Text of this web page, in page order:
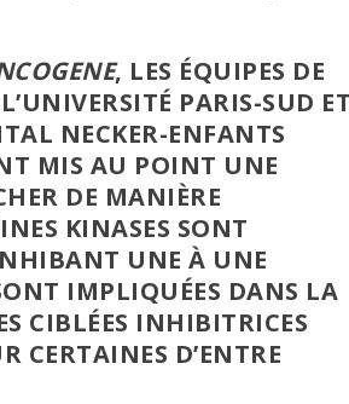
, LES ÉQUIPES DE
PARIS-SUD
NECKER-ENFANTS
MIS AU POINT UNE
DE MANIÈRE
KINASES SONT
UNE À UNE
IMPLIQUÉES DANS LA
CIBLÉES INHIBITRICES
CERTAINES D’ENTRE